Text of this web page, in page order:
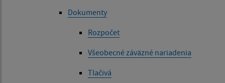
Dokumenty
Rozpočet
Všeobecné záväzné nariadenia
Tlačivá